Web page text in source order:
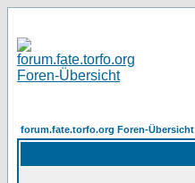
forum.fate.torfo.org Foren-Übersicht